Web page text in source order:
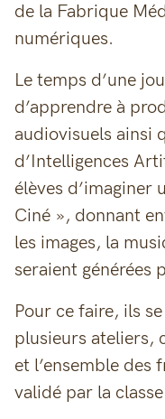
de la Fabrique
numériques.
Le temps d’une
d’apprendre à
audiovisuels ainsi
d’Intelligences
élèves d’imaginer
Ciné », donnant
les images, la
seraient générées
Pour ce faire, ils
plusieurs ateliers,
et l’ensemble des
validé par la